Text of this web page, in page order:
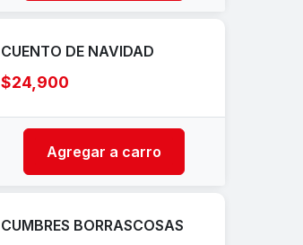
CUENTO DE NAVIDAD
$24,900
Agregar a carro
CUMBRES BORRASCOSAS